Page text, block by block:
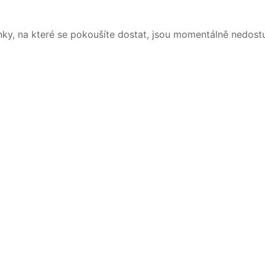
na které se pokoušíte dostat, jsou momentálně